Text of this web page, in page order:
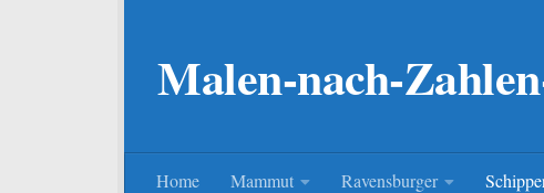
Malen-nach-
Home Mammut Ravensburger